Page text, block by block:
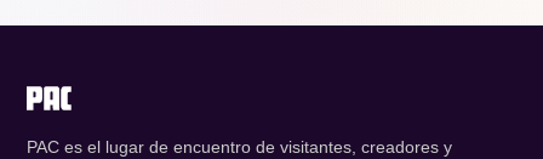
PAC es el lugar de encuentro de visitantes, creadores y